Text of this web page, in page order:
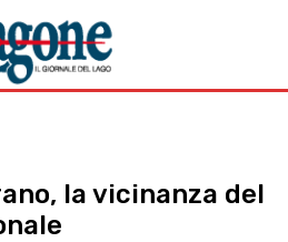
la vicinanza del